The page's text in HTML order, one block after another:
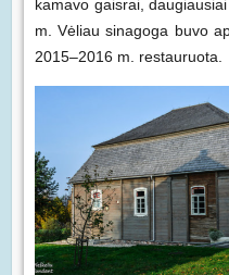
kamavo gaisrai,
m. Vėliau sinagoga buvo
2015–2016 m. restauruota.